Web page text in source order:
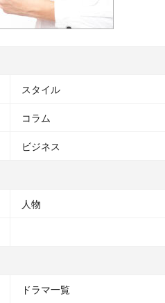
スタイル
コラム
ビジネス
人物
ドラマ一覧